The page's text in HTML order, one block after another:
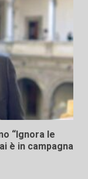
“Ignora le
è in campagna